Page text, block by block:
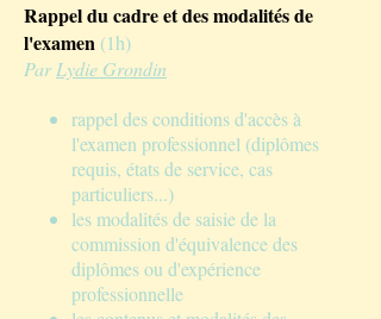
Rappel du cadre et des modalités de
l'examen (1h)
ParLydie Grondin
rappel des conditions d'accès à
l'examen professionnel (diplômes
requis, états de service, cas
particuliers...)
les modalités de saisie de la
commission d'équivalence des
diplômes ou d'expérience
professionnelle